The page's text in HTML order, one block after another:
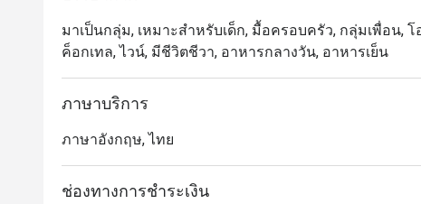
มาเป็นกลุ่ม, เหมาะสำหรับเด็ก, มื้อครอบครัว, กลุ่มเพื่อน, โ
ค็อกเทล, ไวน์, มีชีวิตชีวา, อาหารกลางวัน, อาหารเย็น
ภาษาบริการ
ภาษาอังกฤษ, ไทย
ช่องทางการชำระเงิน